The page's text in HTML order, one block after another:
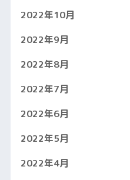
2022年10月
2022年9月
2022年8月
2022年7月
2022年6月
2022年5月
2022年4月